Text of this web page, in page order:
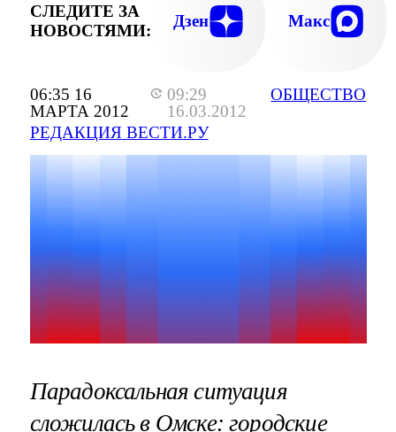
06:35 16
МАРТА 2012
09:29
16.03.2012
РЕДАКЦИЯ ВЕСТИ.РУ
ОБЩЕСТВО
СЛЕДИТЕ ЗА
НОВОСТЯМИ:
Дзен Макс
Парадоксальная ситуация
сложилась в Омске: городские